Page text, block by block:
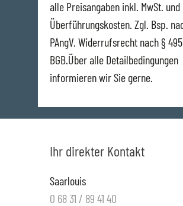
alle Preisangaben inkl. MwSt. und
Überführungskosten. Zgl. Bsp.
PAngV. Widerrufsrecht nach § 495
BGB.Über alle Detailbedingungen
informieren wir Sie gerne.
Ihr direkter Kontakt
Saarlouis
0 68 31 / 89 41 40